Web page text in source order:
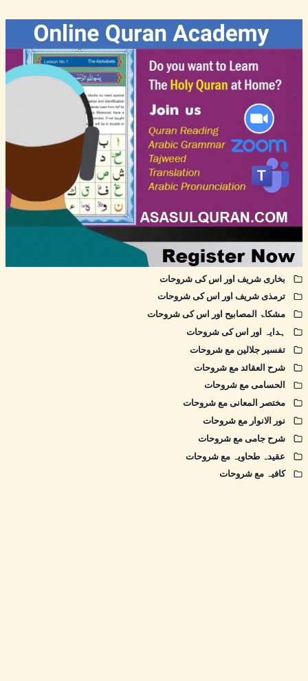
بخاری شریف اور اس کی شروحات
ترمذی شریف اور اس کی شروحات
مشکاۃ المصابیح اور اس کی شروحات
ہدایہ اور اس کی شروحات
تفسیر جلالین مع شروحات
شرح العقائد مع شروحات
الحسامی مع شروحات
مختصر المعانی مع شروحات
نور الانوار مع شروحات
شرح جامی مع شروحات
عقیدہ طحاویہ مع شروحات
کافیہ مع شروحات